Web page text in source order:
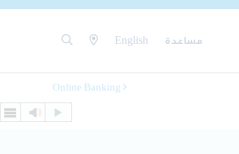
مساعدة English
Online Banking